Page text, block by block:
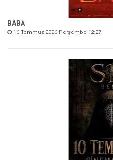
BABA
16 Temmuz 2026 Perşembe 12:27